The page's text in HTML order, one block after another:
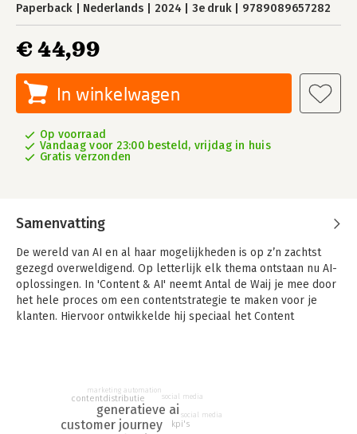
Paperback Nederlands 2024 3e druk 9789089657282
€ 44,99
In winkelwagen
Op voorraad
Vandaag voor 23:00 besteld, vrijdag in huis
Gratis verzonden
Samenvatting
De wereld van AI en al haar mogelijkheden is op z’n zachtst
gezegd overweldigend. Op letterlijk elk thema ontstaan nu AI-
oplossingen. In 'Content & AI' neemt Antal de Waij je mee door
het hele proces om een contentstrategie te maken voor je
klanten. Hiervoor ontwikkelde hij speciaal het Content
vergemakkelijken. Hierbij gaat De Waij ervanuit dat je AI wilt
gebruiken en niet wilt leren programmeren. Het is immers net
zo als met autorijden: om een auto te kunnen besturen hoef je
customer journey
generatieve ai
contentdistributie
kpi's
marketing automation
social media
social media